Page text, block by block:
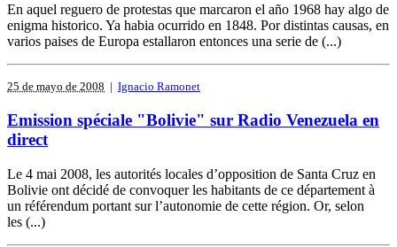
En aquel reguero de protestas que marcaron el año 1968 hay algo de
enigma historico. Ya habia ocurrido en 1848. Por distintas causas, en
varios paises de Europa estallaron entonces una serie de (...)
25 de mayo de 2008 | Ignacio Ramonet
Emission spéciale "Bolivie" sur Radio Venezuela en
direct
Le 4 mai 2008, les autorités locales d’opposition de Santa Cruz en
Bolivie ont décidé de convoquer les habitants de ce département à
un référendum portant sur l’autonomie de cette région. Or, selon
les (...)